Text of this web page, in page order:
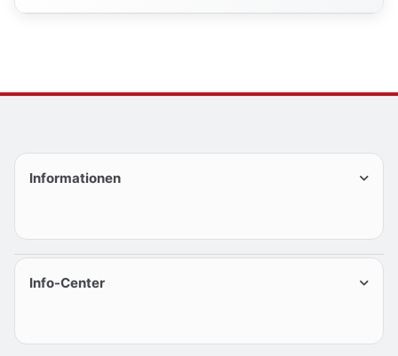
Informationen
Info-Center